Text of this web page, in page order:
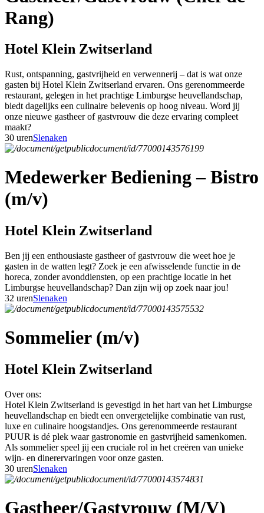
Rang)
Hotel Klein Zwitserland
Rust, ontspanning, gastvrijheid en verwennerij – dat is wat onze
gasten bij Hotel Klein Zwitserland ervaren. Ons gerenommeerde
restaurant, gelegen in het prachtige Limburgse heuvellandschap,
biedt dagelijks een culinaire belevenis op hoog niveau. Word jij
onze nieuwe gastheer of gastvrouw die deze ervaring compleet
maakt?
30 urenSlenaken
Medewerker Bediening – Bistro
(m/v)
Hotel Klein Zwitserland
Ben jij een enthousiaste gastheer of gastvrouw die weet hoe je
gasten in de watten legt? Zoek je een afwisselende functie in de
horeca, zonder avonddiensten, op een prachtige locatie in het
Limburgse heuvellandschap? Dan zijn wij op zoek naar jou!
32 urenSlenaken
Sommelier (m/v)
Hotel Klein Zwitserland
Over ons:
Hotel Klein Zwitserland is gevestigd in het hart van het Limburgse
heuvellandschap en biedt een onvergetelijke combinatie van rust,
luxe en culinaire hoogstandjes. Ons gerenommeerde restaurant
PUUR is dé plek waar gastronomie en gastvrijheid samenkomen.
Als sommelier speel jij een cruciale rol in het creëren van unieke
wijn- en dinerervaringen voor onze gasten.
30 urenSlenaken
Gastheer/Gastvrouw (M/V)